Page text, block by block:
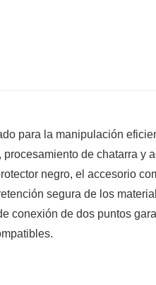
para la manipulación
de chatarra y
negro, el accesorio
segura de los
conexión de dos puntos